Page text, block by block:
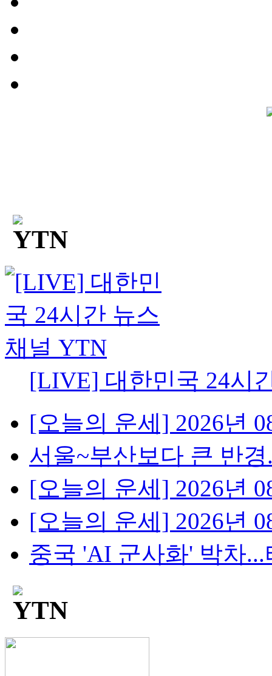
[LIVE] 대한민국 24시
[오늘의 운세] 2026년
서울~부산보다 큰 반
[오늘의 운세] 2026년
[오늘의 운세] 2026년
중국 'AI 군사화' 박차...